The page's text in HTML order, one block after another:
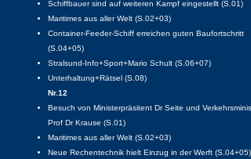
Schiffbauer sind auf weiteren Kampf eingestellt (S.01)
Maritimes aus aller Welt (S.02+03)
Container-Feeder-Schiff erreichen guten Baufortschritt
(S.04+05)
Stralsund-Info+Sport+Mario Schult (S.06+07)
Unterhaltung+Rätsel (S.08)
Nr.12
Besuch von Ministerpräsitent Dr Seite und
Prof Dr Krause (S.01)
Maritimes aus aller Welt (S.02+03)
Neue Rechentechnik hielt Einzug in der Werft (S.04+05)